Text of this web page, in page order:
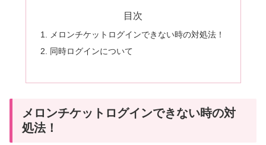
目次
メロンチケットログインできない時の対処法！
同時ログインについて
メロンチケットログインできない時の対
処法！